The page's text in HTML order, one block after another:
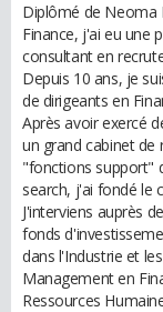
Diplômé de Neoma
Finance, j'ai eu une
consultant en
Depuis 10 ans, je
de dirigeants en
Après avoir exercé
un grand cabinet de
"fonctions support"​
search, j'ai fondé le
J'interviens auprès
fonds
dans l'Industrie et
Management en
Ressources